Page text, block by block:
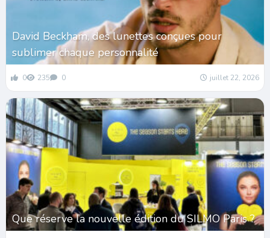
David Beckham, des lunettes conçues pour
sublimer chaque personnalité
0 235 0 juillet 22, 2026
Que réserve la nouvelle édition du SILMO Paris ?